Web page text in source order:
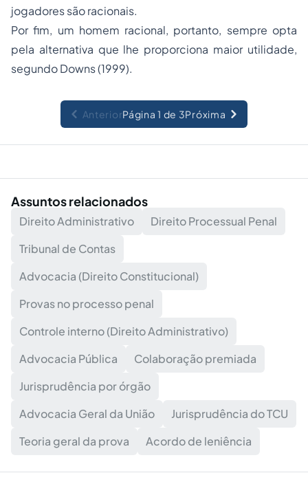
jogadores são racionais.
Por fim, um homem racional, portanto, sempre opta
pela alternativa que lhe proporciona maior utilidade,
segundo Downs (1999).
AnteriorPágina 1 de 3Próxima
Assuntos relacionados
Direito Administrativo
Direito Processual Penal
Tribunal de Contas
Advocacia (Direito Constitucional)
Provas no processo penal
Controle interno (Direito Administrativo)
Advocacia Pública
Colaboração premiada
Jurisprudência por órgão
Advocacia Geral da União
Jurisprudência do TCU
Teoria geral da prova
Acordo de leniência